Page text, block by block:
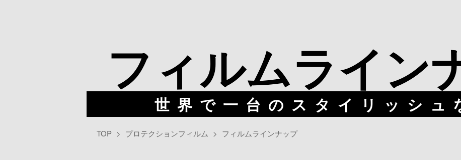
フ ィルムライン
世界で一台のスタイリッシュ
TOP プロテクションフィルム フィルムラインナップ